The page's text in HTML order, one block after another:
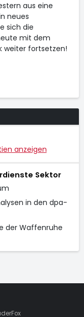
aus eine
neues
sich die
mit dem
weiter fortsetzen!
anzeigen
Sektor
in den dpa-
der Waffenruhe